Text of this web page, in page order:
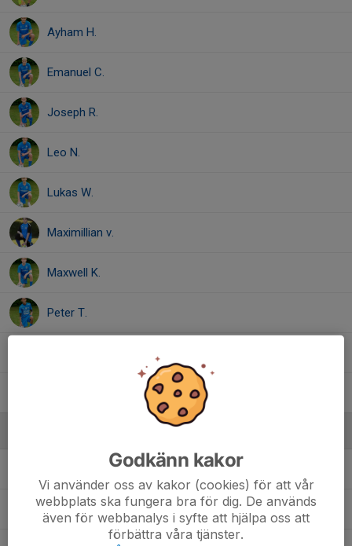
Ayham H.
Emanuel C.
Joseph R.
Leo N.
Lukas W.
Maximillian v.
Maxwell K.
Peter T.
Tränare
Daniel LindTränare
Godkänn kakor
Vi använder oss av kakor (cookies) för att vår
webbplats ska fungera bra för dig. De används
även för webbanalys i syfte att hjälpa oss att
förbättra våra tjänster.